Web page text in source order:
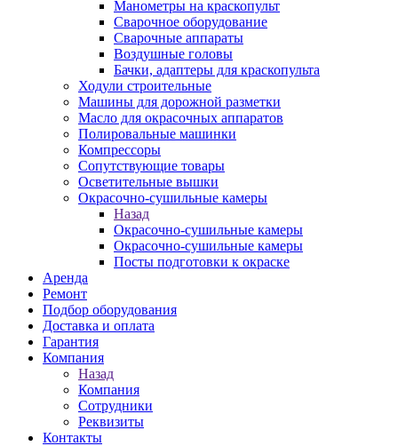
Манометры на краскопульт
Сварочное оборудование
Сварочные аппараты
Воздушные головы
Бачки, адаптеры для краскопульта
Ходули строительные
Машины для дорожной разметки
Масло для окрасочных аппаратов
Полировальные машинки
Компрессоры
Сопутствующие товары
Осветительные вышки
Окрасочно-сушильные камеры
Назад
Окрасочно-сушильные камеры
Окрасочно-сушильные камеры
Посты подготовки к окраске
Аренда
Ремонт
Подбор оборудования
Доставка и оплата
Гарантия
Компания
Назад
Компания
Сотрудники
Реквизиты
Контакты